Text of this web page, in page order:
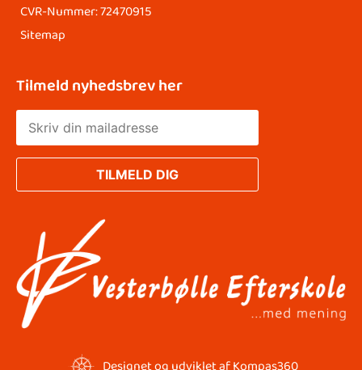
CVR-Nummer: 72470915
Sitemap
Tilmeld nyhedsbrev her